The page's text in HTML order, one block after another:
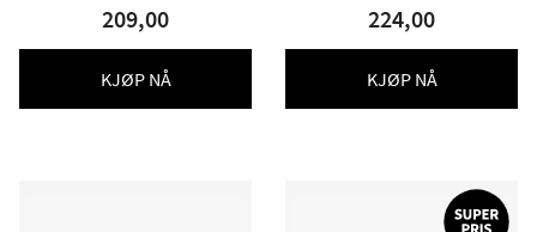
209,00
KJØP NÅ
224,00
KJØP NÅ